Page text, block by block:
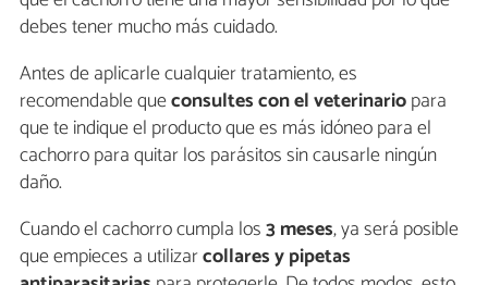
debes tener mucho más cuidado.
Antes de aplicarle cualquier tratamiento, es
recomendable queconsultes con el veterinariopara
que te indique el producto que es más idóneo para el
cachorro para quitar los parásitos sin causarle ningún
daño.
Cuando el cachorro cumpla los3 meses, ya será posible
que empieces a utilizarcollares y pipetas